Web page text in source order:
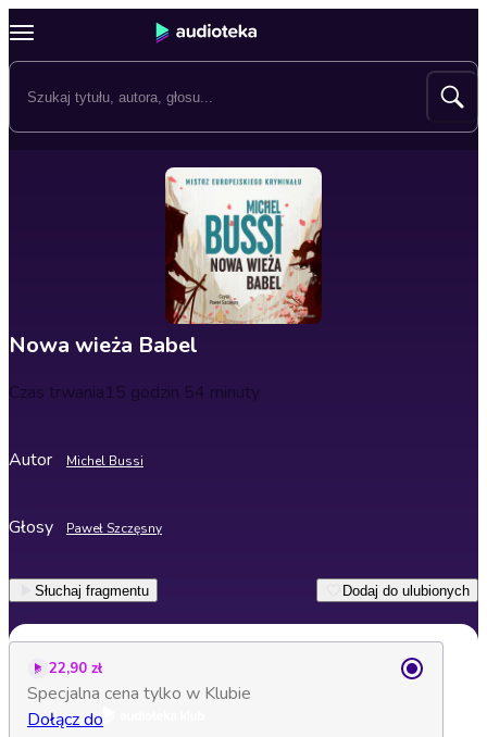
Nowa wieża Babel
Czas trwania15 godzin 54 minuty
Autor Michel Bussi
Głosy Paweł Szczęsny
Słuchaj fragmentu Dodaj do ulubionych
22,90 zł
Specjalna cena tylko w Klubie
Dołącz do